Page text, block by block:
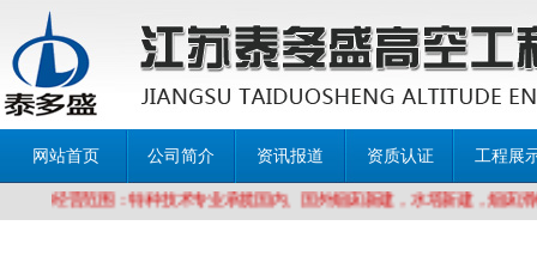
网站首页 公司简介 资讯报道 资质认证 工程展
经营范围：特种技术专业承揽国内、国外烟囱新建，水塔新建，烟囱